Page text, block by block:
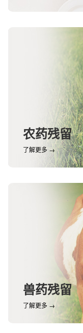
农药残留
了解更多 →
兽药残留
了解更多 →